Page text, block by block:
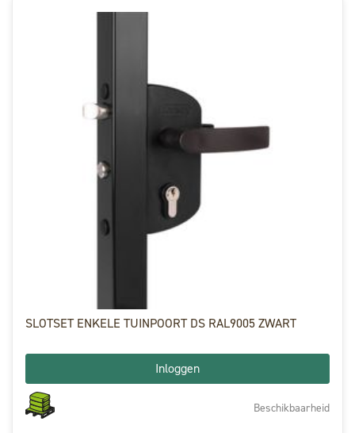
SLOTSET ENKELE TUINPOORT DS RAL9005 ZWART
Inloggen
Beschikbaarheid